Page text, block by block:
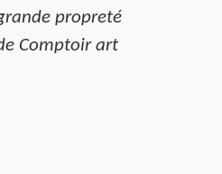
propreté
Comptoir art